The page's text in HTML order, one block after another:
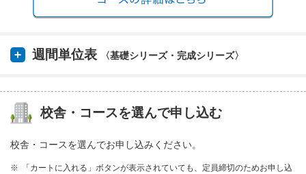
週間単位表 〈基礎シリーズ・完成シリーズ〉
校舎・コースを選んで申し込む
校舎・コースを選んでお申し込みください。
「カートに入れる」ボタンが表示されていても、定員締切のためお申し込